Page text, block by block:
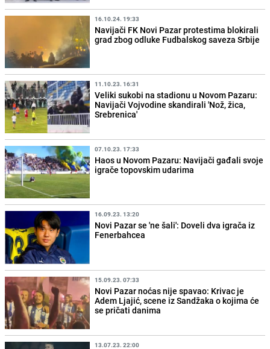
16.10.24. 19:33
Navijači FK Novi Pazar protestima blokirali
grad zbog odluke Fudbalskog saveza Srbije
11.10.23. 16:31
Veliki sukobi na stadionu u Novom Pazaru:
Navijači Vojvodine skandirali 'Nož, žica,
Srebrenica'
07.10.23. 17:33
Haos u Novom Pazaru: Navijači gađali svoje
igrače topovskim udarima
16.09.23. 13:20
Novi Pazar se 'ne šali': Doveli dva igrača iz
Fenerbahcea
15.09.23. 07:33
Novi Pazar noćas nije spavao: Krivac je
Adem Ljajić, scene iz Sandžaka o kojima će
se pričati danima
13.07.23. 22:00